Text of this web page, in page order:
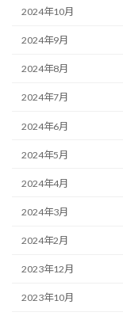
2024年10月
2024年9月
2024年8月
2024年7月
2024年6月
2024年5月
2024年4月
2024年3月
2024年2月
2023年12月
2023年10月